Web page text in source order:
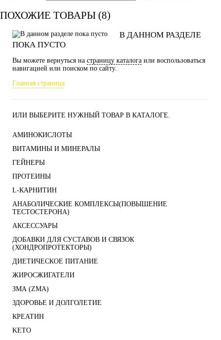
ПОХОЖИЕ ТОВАРЫ (8)
В ДАННОМ РАЗДЕЛЕ
ПОКА ПУСТО
Вы можете вернуться на страницу каталога или воспользоваться
навигацией или поиском по сайту.
Главная страница
ИЛИ ВЫБЕРИТЕ НУЖНЫЙ ТОВАР В КАТАЛОГЕ.
АМИНОКИСЛОТЫ
ВИТАМИНЫ И МИНЕРАЛЫ
ГЕЙНЕРЫ
ПРОТЕИНЫ
L-КАРНИТИН
АНАБОЛИЧЕСКИЕ КОМПЛЕКСЫ(ПОВЫШЕНИЕ
ТЕСТОСТЕРОНА)
АКСЕССУАРЫ
ДОБАВКИ ДЛЯ СУСТАВОВ И СВЯЗОК
(ХОНДРОПРОТЕКТОРЫ)
ДИЕТИЧЕСКОЕ ПИТАНИЕ
ЖИРОСЖИГАТЕЛИ
ЗМА (ZMA)
ЗДОРОВЬЕ И ДОЛГОЛЕТИЕ
КРЕАТИН
KETO